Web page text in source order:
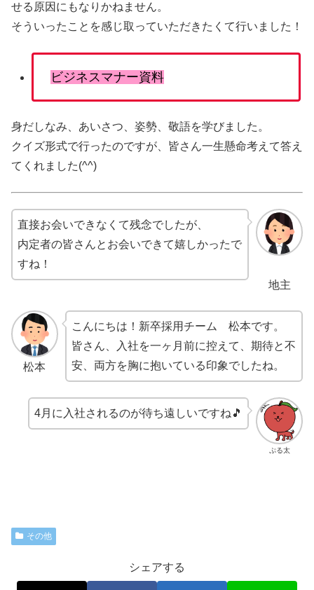
せる原因にもなりかねません。
そういったことを感じ取っていただきたくて行いました！
ビジネスマナー資料
身だしなみ、あいさつ、姿勢、敬語を学びました。
クイズ形式で行ったのですが、皆さん一生懸命考えて答え
てくれました(^^)
地主
直接お会いできなくて残念でしたが、
内定者の皆さんとお会いできて嬉しかったで
すね！
松本
こんにちは！新卒採用チーム 松本です。
皆さん、入社を一ヶ月前に控えて、期待と不
安、両方を胸に抱いている印象でしたね。
ぷる太
4月に入社されるのが待ち遠しいですね🎵
その他
シェアする